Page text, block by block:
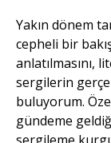
Yakın dönem
cepheli bir
anlatılmasını,
sergilerin
buluyorum.
gündeme